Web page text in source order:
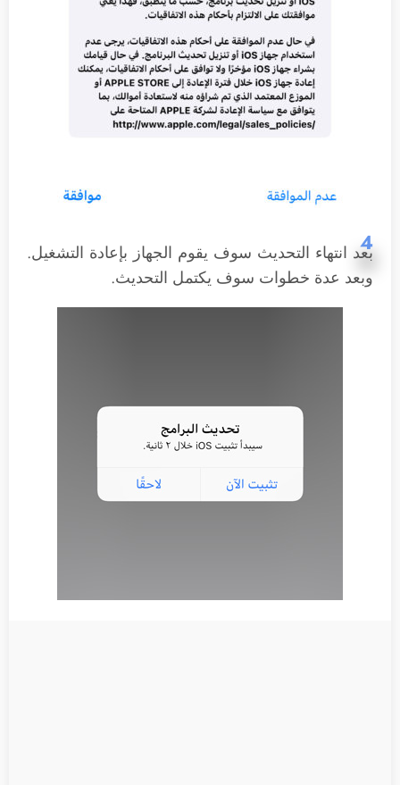
4
بعد انتهاء التحديث سوف يقوم الجهاز بإعادة التشغيل.
وبعد عدة خطوات سوف يكتمل التحديث.